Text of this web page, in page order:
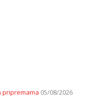
pripremama 05/08/2026